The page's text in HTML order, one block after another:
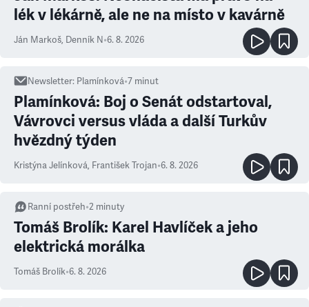
lék v lékárně, ale ne na místo v kavárně
Ján Markoš, Denník N•6. 8. 2026
Newsletter: Plamínková•7 minut
Plamínková: Boj o Senát odstartoval,
Vávrovci versus vláda a další Turkův
hvězdný týden
Kristýna Jelínková, František Trojan•6. 8. 2026
Ranní postřeh•2 minuty
Tomáš Brolík: Karel Havlíček a jeho
elektrická morálka
Tomáš Brolík•6. 8. 2026